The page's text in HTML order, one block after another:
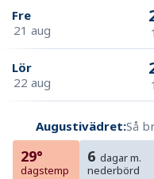
Fre
21 aug
Lör
22 aug
Augustivädret:Så
29°
dagstemp
6 dagar m.
nederbörd